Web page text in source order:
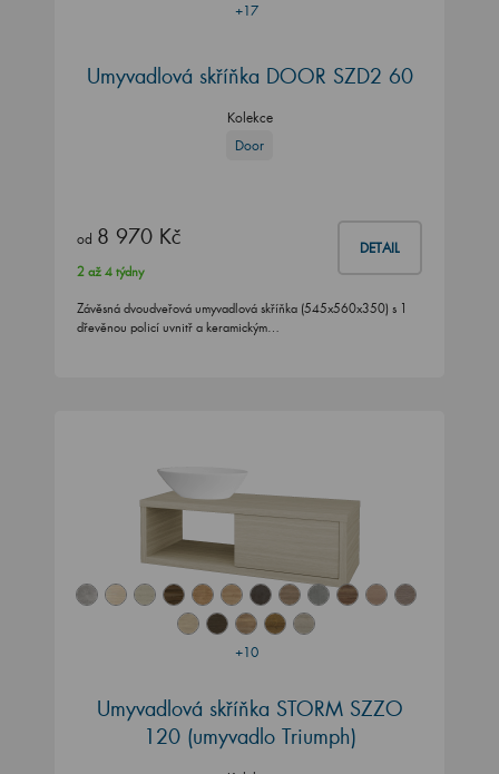
+17
Umyvadlová skříňka DOOR SZD2 60
Kolekce
Door
od 8 970 Kč DETAIL
2 až 4 týdny
Závěsná dvoudveřová umyvadlová skříňka (545x560x350) s 1
dřevěnou policí uvnitř a keramickým…
+10
Umyvadlová skříňka STORM SZZO
120 (umyvadlo Triumph)